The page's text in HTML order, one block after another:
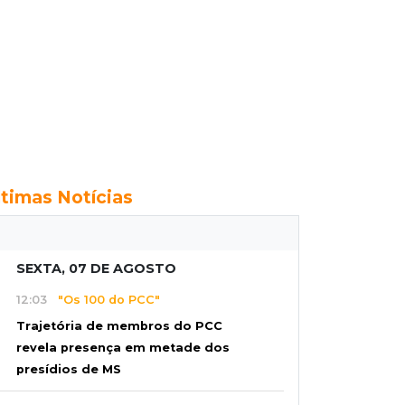
Notícias
SEXTA, 07 DE AGOSTO
12:03 "Os 100 do PCC"
Trajetória de membros do PCC
revela presença em metade dos
presídios de MS